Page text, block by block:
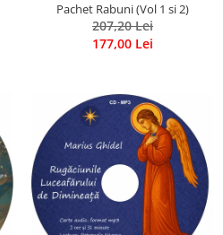
Pachet Rabuni (Vol 1 si 2)
207,20 Lei
177,00 Lei